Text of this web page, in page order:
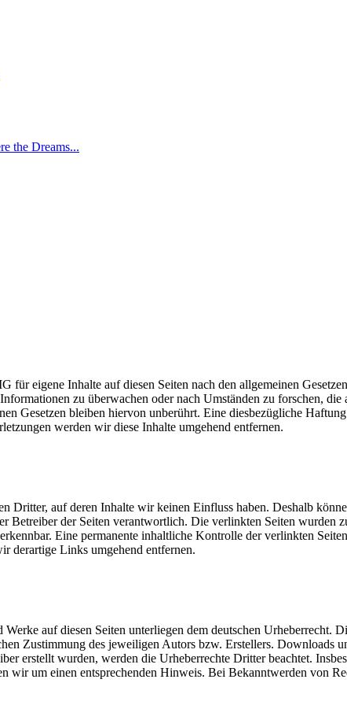
the Dreams...
für eigene Inhalte auf diesen Seiten nach den allgemeinen
zu überwachen oder nach Umständen zu forschen,
Gesetzen bleiben hiervon unberührt. Eine diesbezügliche
werden wir diese Inhalte umgehend entfernen.
Dritter, auf deren Inhalte wir keinen Einfluss haben. Deshalb
Betreiber der Seiten verantwortlich. Die verlinkten Seiten
Eine permanente inhaltliche Kontrolle der verlinkten
derartige Links umgehend entfernen.
auf diesen Seiten unterliegen dem deutschen
Zustimmung des jeweiligen Autors bzw. Erstellers. Downloads
erstellt wurden, werden die Urheberrechte Dritter beachtet.
wir um einen entsprechenden Hinweis. Bei Bekanntwerden von